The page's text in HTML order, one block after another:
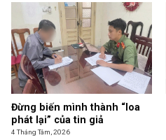
Đừng biến mình thành “loa
phát lại” của tin giả
4 Tháng Tám, 2026